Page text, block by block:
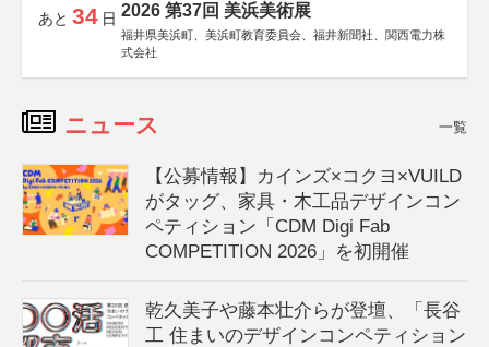
あと 34 日 2026 第37回 美浜美術展
福井県美浜町、美浜町教育委員会、福井新聞社、関西電力株
式会社
ニュース 一覧
【公募情報】カインズ×コクヨ×VUILD
がタッグ、家具・木工品デザインコン
ペティション「CDM Digi Fab
COMPETITION 2026」を初開催
乾久美子や藤本壮介らが登壇、「長谷
工 住まいのデザインコンペティション